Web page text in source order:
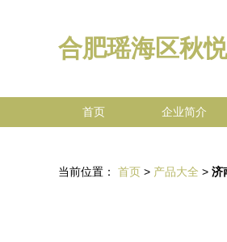
合肥瑶海区秋
首页 企业简介
当前位置： 首页 > 产品大全 > 济